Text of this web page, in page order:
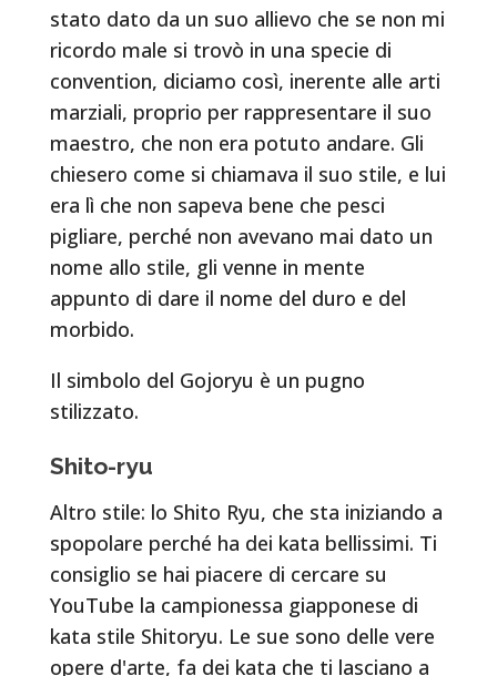
stato dato da un suo allievo che se non mi
ricordo male si trovò in una specie di
convention, diciamo così, inerente alle arti
marziali, proprio per rappresentare il suo
maestro, che non era potuto andare. Gli
chiesero come si chiamava il suo stile, e lui
era lì che non sapeva bene che pesci
pigliare, perché non avevano mai dato un
nome allo stile, gli venne in mente
appunto di dare il nome del duro e del
morbido.
Il simbolo del Gojoryu è un pugno
stilizzato.
Shito-ryu
Altro stile: lo Shito Ryu, che sta iniziando a
spopolare perché ha dei kata bellissimi. Ti
consiglio se hai piacere di cercare su
YouTube la campionessa giapponese di
kata stile Shitoryu. Le sue sono delle vere
opere d'arte, fa dei kata che ti lasciano a